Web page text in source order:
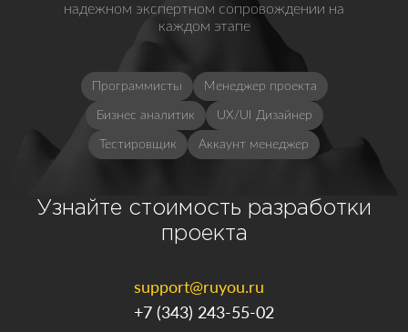
надежном экспертном сопровождении на
каждом этапе
Программисты Менеджер проекта
Бизнес аналитик UX/UI Дизайнер
Тестировщик Аккаунт менеджер
Узнайте стоимость разработки
проекта
support@ruyou.ru
+7 (343) 243-55-02